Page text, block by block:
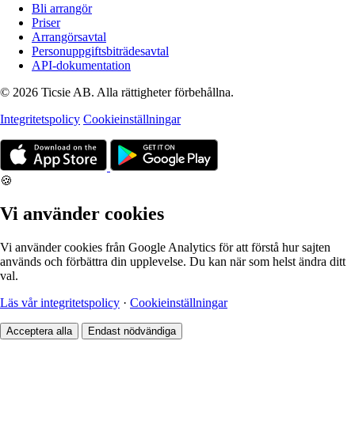
Bli arrangör
Priser
Arrangörsavtal
Personuppgiftsbiträdesavtal
API-dokumentation
© 2026 Ticsie AB. Alla rättigheter förbehållna.
Integritetspolicy Cookieinställningar
🍪
Vi använder cookies
Vi använder cookies från Google Analytics för att förstå hur sajten
används och förbättra din upplevelse. Du kan när som helst ändra ditt
val.
Läs vår integritetspolicy · Cookieinställningar
Acceptera alla Endast nödvändiga